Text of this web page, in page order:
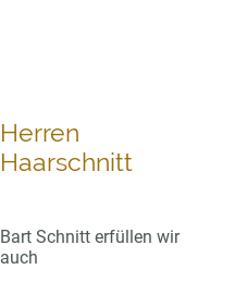
Herren
Haarschnitt
Bart Schnitt erfüllen wir
auch